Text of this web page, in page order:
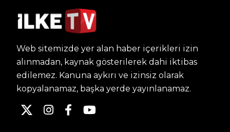
Web sitemizde yer alan haber içerikleri izin
alınmadan, kaynak gösterilerek dahi iktibas
edilemez. Kanuna aykırı ve izinsiz olarak
kopyalanamaz, başka yerde yayınlanamaz.